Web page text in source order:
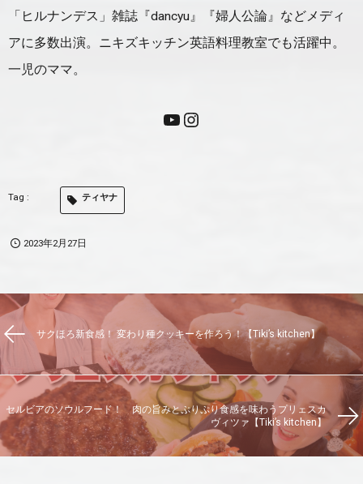
「ヒルナンデス」雑誌『dancyu』『婦人公論』などメディ
アに多数出演。ニキズキッチン英語料理教室でも活躍中。
一児のママ。
ティヤナ
2023年2月27日
サクほろ新食感！ 変わり種クッキーを作ろう！【Tiki’s kitchen】
セルビアのソウルフード！ 肉の旨みとぷりぷり食感を味わうプリェスカ
ヴィツァ【Tiki’s kitchen】